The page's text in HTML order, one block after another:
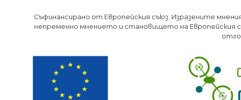
Съфинансирано от Европейския съюз. Изразените
непременно мнението и становището на